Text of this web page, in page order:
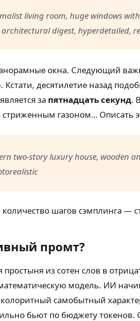
living room, huge windows
digest, hyperdetailed,
окна. Следующий
. Кстати, десятилетие назад
за пятнадцать секунд.
газоном… Описать
two-story luxury house, wooden
шагов сэмплинга
промт?
из сотен слов в
модель. ИИ
самобытный
бьют по бюджету